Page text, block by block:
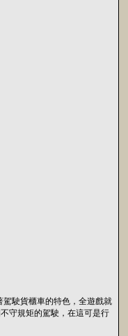
駛貨櫃車的特色，全遊戲就
守規矩的駕駛，在這可是行